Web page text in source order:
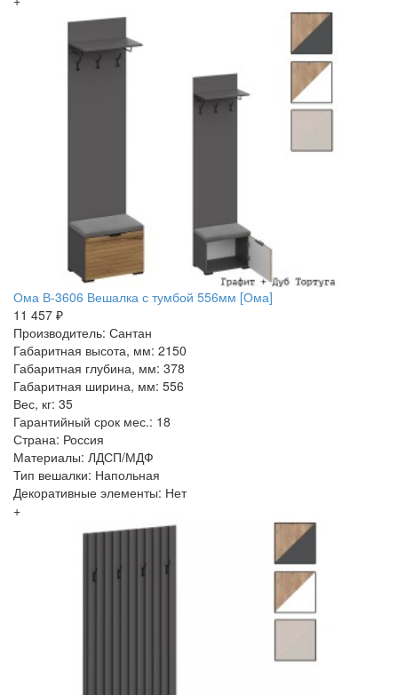
Ома В-3606 Вешалка с тумбой 556мм [Ома]
11 457 ₽
Производитель: Сантан
Габаритная высота, мм: 2150
Габаритная глубина, мм: 378
Габаритная ширина, мм: 556
Вес, кг: 35
Гарантийный срок мес.: 18
Страна: Россия
Материалы: ЛДСП/МДФ
Тип вешалки: Напольная
Декоративные элементы: Нет
+